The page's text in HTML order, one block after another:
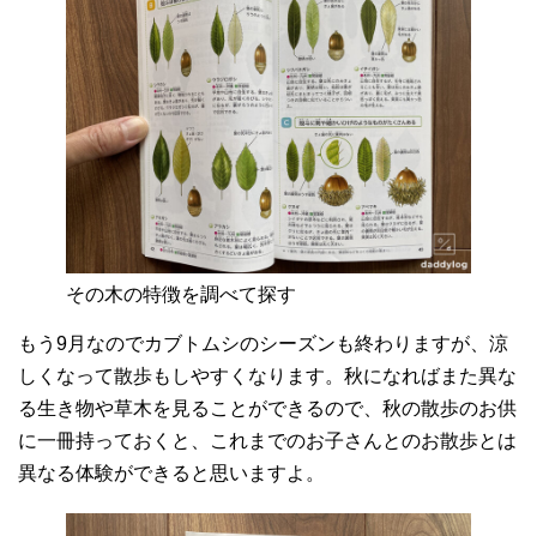
その木の特徴を調べて探す
もう9月なのでカブトムシのシーズンも終わりますが、涼
しくなって散歩もしやすくなります。秋になればまた異な
る生き物や草木を見ることができるので、秋の散歩のお供
に一冊持っておくと、これまでのお子さんとのお散歩とは
異なる体験ができると思いますよ。